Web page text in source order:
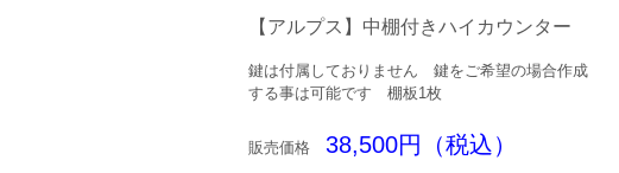
【アルプス】中棚付きハイカウンター
鍵は付属しておりません 鍵をご希望の場合作成
する事は可能です 棚板1枚
販売価格 38,500円（税込）